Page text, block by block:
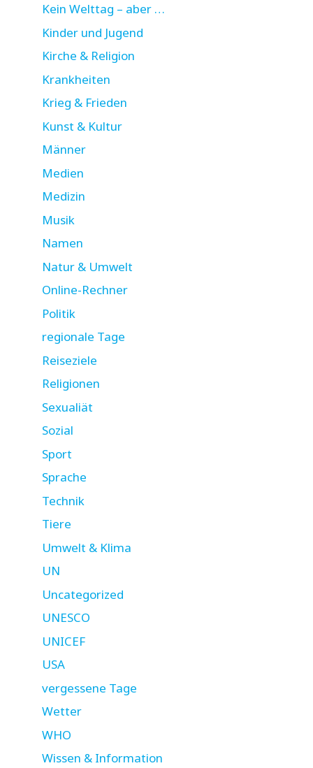
Kein Welttag – aber …
Kinder und Jugend
Kirche & Religion
Krankheiten
Krieg & Frieden
Kunst & Kultur
Männer
Medien
Medizin
Musik
Namen
Natur & Umwelt
Online-Rechner
Politik
regionale Tage
Reiseziele
Religionen
Sexualiät
Sozial
Sport
Sprache
Technik
Tiere
Umwelt & Klima
UN
Uncategorized
UNESCO
UNICEF
USA
vergessene Tage
Wetter
WHO
Wissen & Information